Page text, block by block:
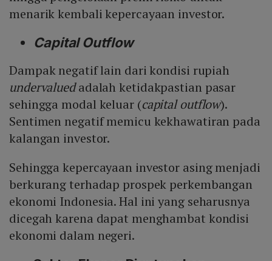
menarik kembali kepercayaan investor.
Capital Outflow
Dampak negatif lain dari kondisi rupiah
undervaluedadalah ketidakpastian pasar
sehingga modal keluar (capital outflow).
Sentimen negatif memicu kekhawatiran pada
kalangan investor.
Sehingga kepercayaan investor asing menjadi
berkurang terhadap prospek perkembangan
ekonomi Indonesia. Hal ini yang seharusnya
dicegah karena dapat menghambat kondisi
ekonomi dalam negeri.